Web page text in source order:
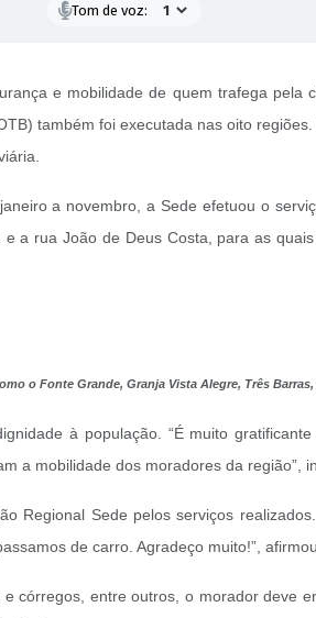
Tom de voz:
e mobilidade de quem trafega pela
também foi executada nas oito
a novembro, a Sede efetuou o
a rua João de Deus Costa, para as
o Fonte Grande, Granja Vista Alegre, Três
à população. “É muito
a mobilidade dos moradores da região”,
Regional Sede pelos serviços
de carro. Agradeço muito!”,
córregos, entre outros, o morador deve